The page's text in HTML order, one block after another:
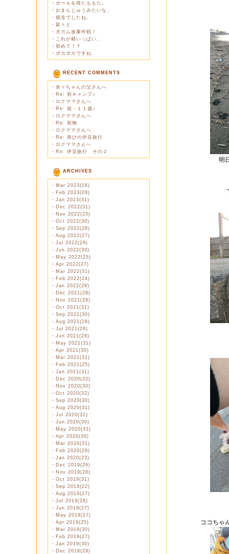
・ ボールを得たももた。
・ おまんじゅうみたいな。
・ 残念でしたね。
・ 延々と
・ 犬ガム放棄作戦！
・ これが精いっぱい。
・ 初めて！？
・ ポカポカですね
RECENT COMMENTS
・ 奈々ちゃんの父さんへ
・ Re: 初キャンプ♪
・ ロクママさんへ
・ Re: 祝・１１歳♪
・ ロクママさんへ
・ Re: 初物
・ ロクママさんへ
・ Re: 再びの伊豆旅行
・ ロクママさんへ
・ Re: 伊豆旅行 その２
ARCHIVES
・ Mar 2023(16)
・ Feb 2023(28)
・ Jan 2023(31)
・ Dec 2022(31)
・ Nov 2022(25)
・ Oct 2022(30)
・ Sep 2022(28)
・ Aug 2022(27)
・ Jul 2022(26)
・ Jun 2022(30)
・ May 2022(25)
・ Apr 2022(27)
・ Mar 2022(31)
・ Feb 2022(24)
・ Jan 2022(29)
・ Dec 2021(28)
・ Nov 2021(28)
・ Oct 2021(31)
・ Sep 2021(30)
・ Aug 2021(28)
・ Jul 2021(26)
・ Jun 2021(28)
・ May 2021(31)
・ Apr 2021(30)
・ Mar 2021(31)
・ Feb 2021(25)
・ Jan 2021(31)
・ Dec 2020(32)
・ Nov 2020(30)
・ Oct 2020(32)
・ Sep 2020(30)
・ Aug 2020(31)
・ Jul 2020(31)
・ Jun 2020(30)
・ May 2020(31)
・ Apr 2020(30)
・ Mar 2020(31)
・ Feb 2020(29)
・ Jan 2020(23)
・ Dec 2019(26)
・ Nov 2019(28)
・ Oct 2019(31)
・ Sep 2019(22)
・ Aug 2019(27)
・ Jul 2019(28)
・ Jun 2019(27)
・ May 2019(27)
・ Apr 2019(25)
・ Mar 2019(30)
・ Feb 2019(27)
・ Jan 2019(30)
・ Dec 2018(29)
明
ココちゃ